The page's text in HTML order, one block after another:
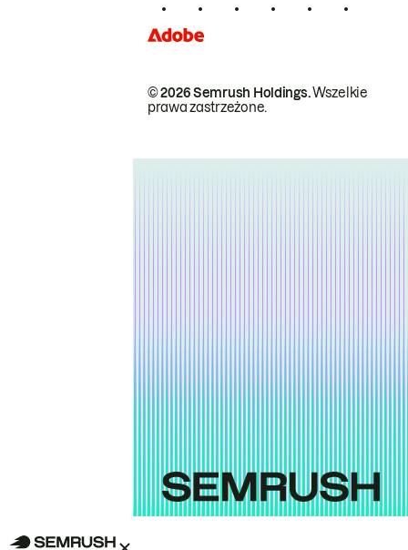
© 2026 Semrush Holdings.Wszelkie
prawa zastrzeżone.